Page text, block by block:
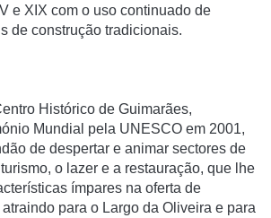
e XIX com o uso continuado de
de construção tradicionais.
Histórico de Guimarães,
Mundial pela UNESCO em 2001,
de despertar e animar sectores de
o lazer e a restauração, que lhe
ímpares na oferta de
para o Largo da Oliveira e para